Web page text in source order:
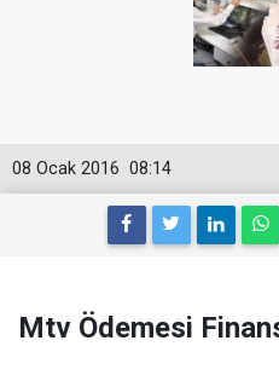
08:14
08 Ocak 2016
Mtv Ödemesi